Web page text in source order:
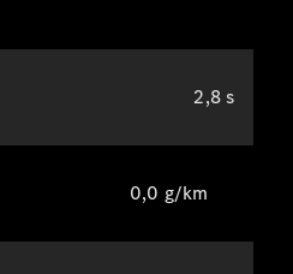
2,8 s
0,0 g/km